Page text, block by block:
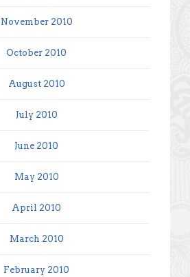
November 2010
October 2010
August 2010
July 2010
June 2010
May 2010
April 2010
March 2010
February 2010